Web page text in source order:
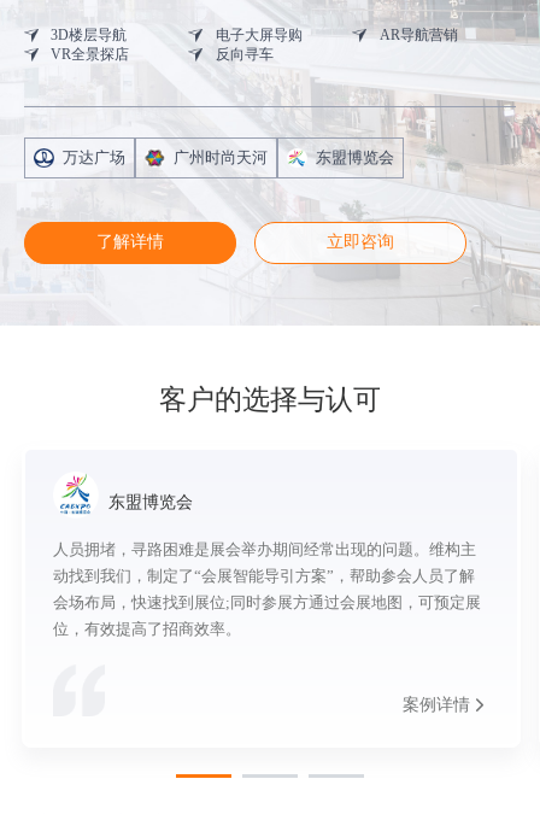
3D楼层导航 电子大屏导购
AR导航营销
VR全景探店
反向寻车
万达广场 广州时尚天河 东盟博览会
了解详情 立即咨询
客户的选择与认可
东盟博览会
人员拥堵，寻路困难是展会举办期间经常出现的问题。维构主
动找到我们，制定了“会展智能导引方案”，帮助参会人员了解
会场布局，快速找到展位;同时参展方通过会展地图，可预定展
位，有效提高了招商效率。
案例详情